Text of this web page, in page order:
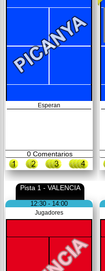
Esperan
0Comentarios
Pista 1 - VALENCIA
12:30 - 14:00
Jugadores